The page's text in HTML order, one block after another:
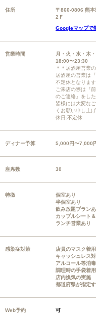
住所
〒860-0806 熊本
2Ｆ
Googleマップで
営業時間
月・火・水・木
18:00〜23:30
＊＊居酒屋営業
居酒屋の営業は
不定休となります
ご来店の際は『
のご連絡』をし
皆様には大変な
くお願い申し上げ
休日:不定休
ディナー予算 5,000円〜7,000
座席数 30
特徴
個室あり
半個室あり
飲み放題プランあ
カップルシート
ランチ営業あり
感染症対策
店員のマスク着用
キャッシュレス
アルコール等消
調理時の手袋着用
店内換気の実施
都道府県が指定
Web予約 可